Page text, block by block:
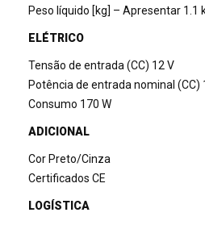
Peso líquido [kg] – Apresentar 1.1
ELÉTRICO
Tensão de entrada (CC) 12 V
Potência de entrada nominal (CC)
Consumo 170 W
ADICIONAL
Cor Preto/Cinza
Certificados CE
LOGÍSTICA